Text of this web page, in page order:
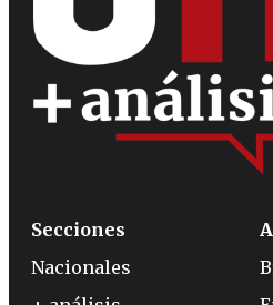
Secciones
Nacionales